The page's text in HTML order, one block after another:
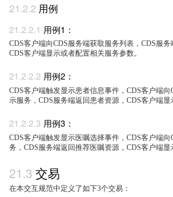
用例
用例1：
CDS客户端向CDS服务端获取服务列表，CDS服务
CDS客户端显示或者配置相关服务参数。
用例2：
CDS客户端触发显示患者信息事件，CDS客户端
示服务，CDS服务端返回患者资源，CDS客户端显
用例3：
CDS客户端触发显示医嘱选择事件，CDS客户端
务，CDS服务端返回推荐医嘱资源，CDS客户端显
交易
在本交互规范中定义了如下3个交易：